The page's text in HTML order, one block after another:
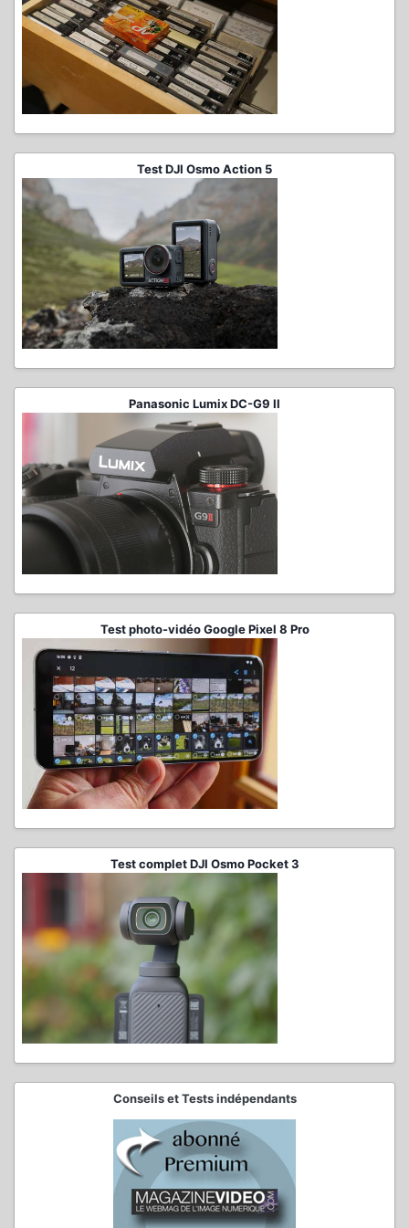
Test DJI Osmo Action 5
Panasonic Lumix DC-G9 II
Test photo-vidéo Google Pixel 8 Pro
Test complet DJI Osmo Pocket 3
Conseils et Tests indépendants